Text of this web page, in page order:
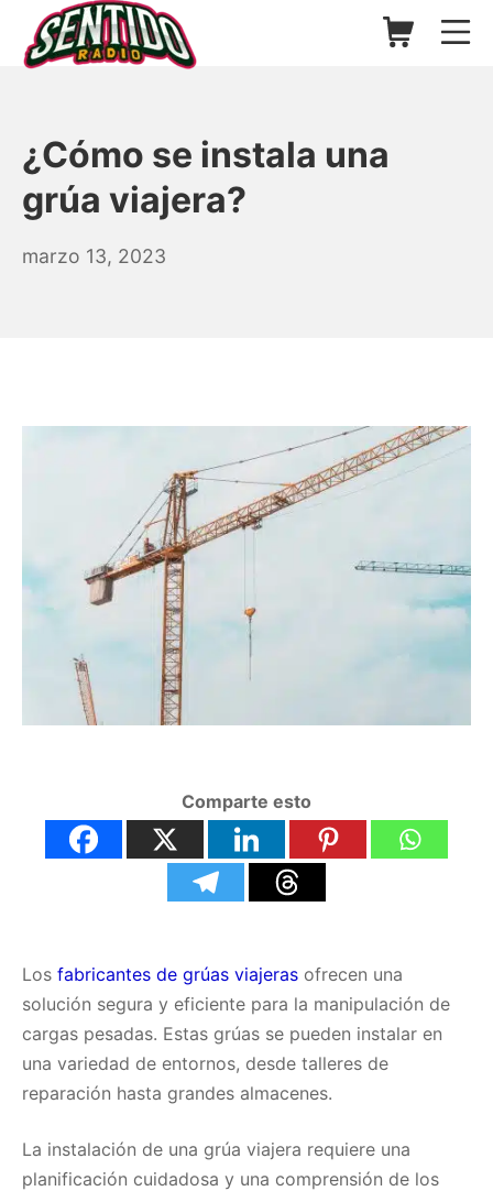
Saltar
contenido
Carrito de
¿Cómo se instala una
grúa viajera?
marzo 13, 2023
Comparte esto
Los fabricantes de grúas viajeras ofrecen una
solución segura y eficiente para la manipulación de
cargas pesadas. Estas grúas se pueden instalar en
una variedad de entornos, desde talleres de
reparación hasta grandes almacenes.
La instalación de una grúa viajera requiere una
planificación cuidadosa y una comprensión de los